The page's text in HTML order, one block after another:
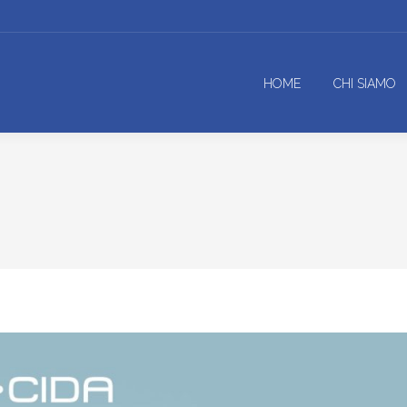
HOME CHI SIAMO